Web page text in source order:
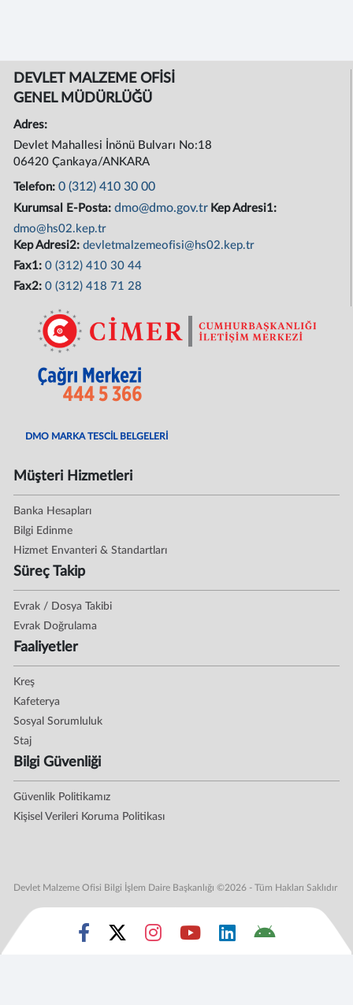
DEVLET MALZEME OFİSİ
GENEL MÜDÜRLÜĞÜ
Adres:
Devlet Mahallesi İnönü Bulvarı No:18
06420 Çankaya/ANKARA
Telefon:0 (312) 410 30 00
Kurumsal E-Posta:dmo@dmo.gov.tr Kep Adresi1:
dmo@hs02.kep.tr
Kep Adresi2:devletmalzemeofisi@hs02.kep.tr
Fax1:0 (312) 410 30 44
Fax2:0 (312) 418 71 28
DMO MARKA TESCİL BELGELERİ
Müşteri Hizmetleri
Banka Hesapları
Bilgi Edinme
Hizmet Envanteri & Standartları
Süreç Takip
Evrak / Dosya Takibi
Evrak Doğrulama
Faaliyetler
Kreş
Kafeterya
Sosyal Sorumluluk
Staj
Bilgi Güvenliği
Güvenlik Politikamız
Kişisel Verileri Koruma Politikası
Devlet Malzeme Ofisi Bilgi İşlem Daire Başkanlığı ©2026 - Tüm Hakları Saklıdır